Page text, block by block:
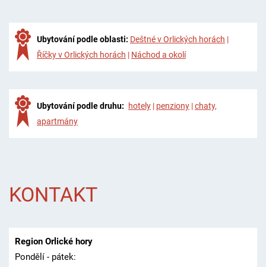
Ubytování podle oblasti: Deštné v Orlických horách |
Říčky v Orlických horách | Náchod a okolí
Ubytování podle druhu: hotely| penziony|chaty,
apartmány
KONTAKT
Region Orlické hory
Pondělí - pátek: